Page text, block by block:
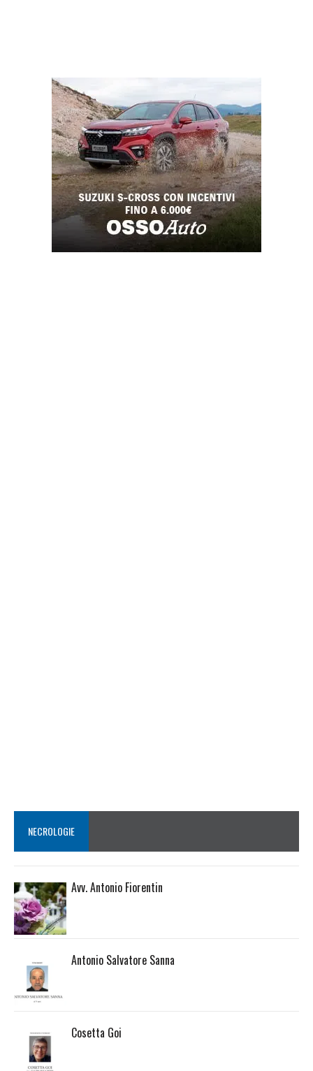
NECROLOGIE
Avv. Antonio Fiorentin
Antonio Salvatore Sanna
Cosetta Goi